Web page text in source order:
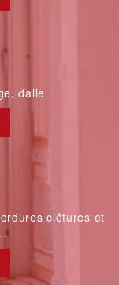
dalle
clôtures et